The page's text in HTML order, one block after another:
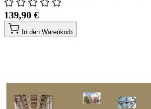
139,90 €
In den Warenkorb